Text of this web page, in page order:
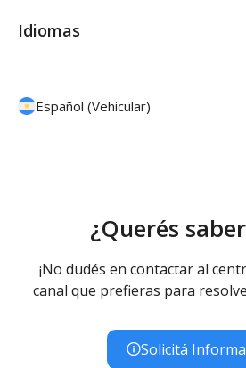
Idiomas
Español (Vehicular)
¿Querés
¡No dudés en contactar al
canal que prefieras para
Solicitá